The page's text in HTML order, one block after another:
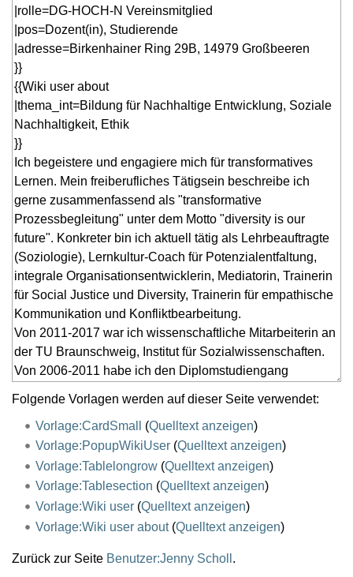
Folgende Vorlagen werden auf dieser Seite verwendet:
Vorlage:CardSmall
(Quelltext anzeigen)
Vorlage:PopupWikiUser(Quelltext anzeigen)
Vorlage:Tablelongrow(Quelltext anzeigen)
Vorlage:Tablesection (Quelltext anzeigen)
Vorlage:Wiki user(Quelltext anzeigen)
Vorlage:Wiki user about(Quelltext anzeigen)
Zurück zur Seite Benutzer:Jenny Scholl .